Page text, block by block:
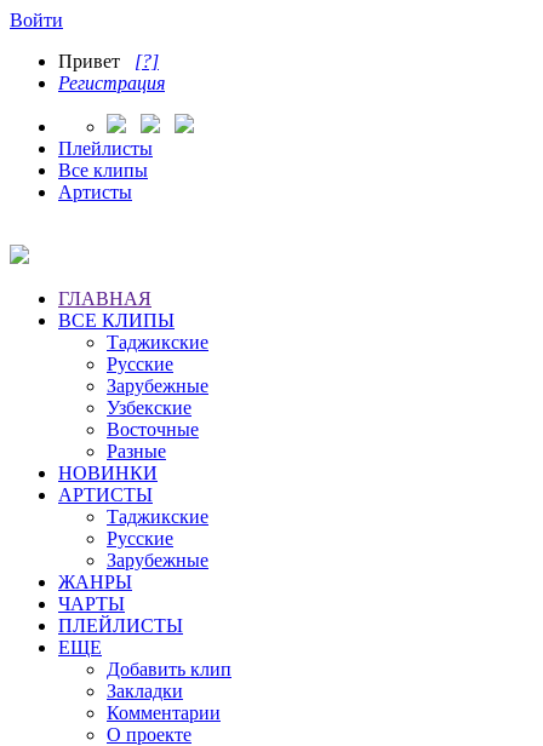
Войти
Привет [?]
Регистрация
Плейлисты
Все клипы
Артисты
ГЛАВНАЯ
ВСЕ КЛИПЫ
Таджикские
Русские
Зарубежные
Узбекские
Восточные
Разные
НОВИНКИ
АРТИСТЫ
Таджикские
Русские
Зарубежные
ЖАНРЫ
ЧАРТЫ
ПЛЕЙЛИСТЫ
ЕЩЕ
Добавить клип
Закладки
Комментарии
О проекте